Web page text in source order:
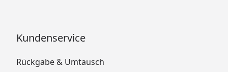
Kundenservice
Rückgabe & Umtausch